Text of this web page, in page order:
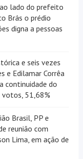
lado do prefeito
Brás o prédio
digna a pessoas
e seis vezes
e Edilamar Corrêa
continuidade do
votos, 51,68%
Brasil, PP e
reunião com
Lima, em ação de